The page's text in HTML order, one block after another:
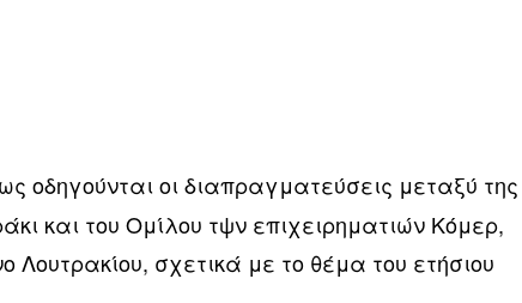
οδηγούνται οι διαπραγματεύσεις μεταξύ της
και του Ομίλου τψν επιχειρηματιών Κόμερ,
Λουτρακίου, σχετικά με το θέμα του ετήσιου